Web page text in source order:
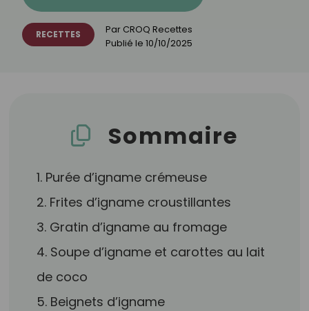
RECETTES Par CROQ Recettes
Publié le 10/10/2025
Sommaire
1. Purée d’igname crémeuse
2. Frites d’igname croustillantes
3. Gratin d’igname au fromage
4. Soupe d’igname et carottes au lait
de coco
5. Beignets d’igname